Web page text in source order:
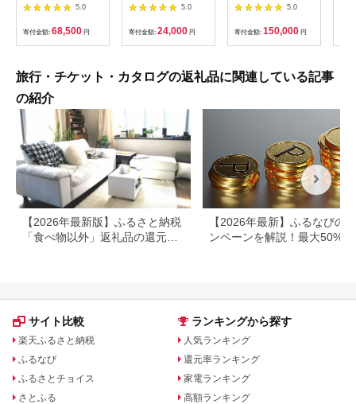
屋台ペア お食事券 海
鮮 海 屋台 食事 ペア
福岡県 岡垣町
5.0
寄付金額: 68,500 円
験チケット
【1364991】
5.0
寄付金額: 24,000 円
ルフ チケット 平日 土
日 祝日 プレー券 関東
群馬県 首都圏 F20E-
382
5.0
寄付金額: 150,000 円
旅行・チケット・カタログの返礼品に関連している記事
の紹介
【2026年最新版】ふるさと納税
「食べ物以外」返礼品の還元率
【2026年最新】ふるなびの
ンペーンを解説！最大50%還
サイト比較
楽天ふるさと納税
ふるなび
ふるさとチョイス
さとふる
ランキングから探す
人気ランキング
還元率ランキング
家電ランキング
高額ランキング